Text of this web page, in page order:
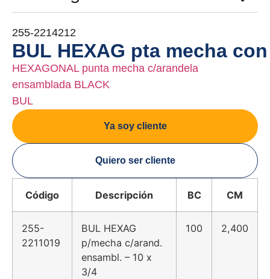
255-2214212
BUL HEXAG pta mecha
HEXAGONAL punta mecha c/arandela
ensamblada BLACK
BUL
Ya soy cliente
Quiero ser cliente
Código Descripción BC CM
255-
2211019
BUL HEXAG
p/mecha c/arand.
ensambl. – 10 x
3/4
100 2,400